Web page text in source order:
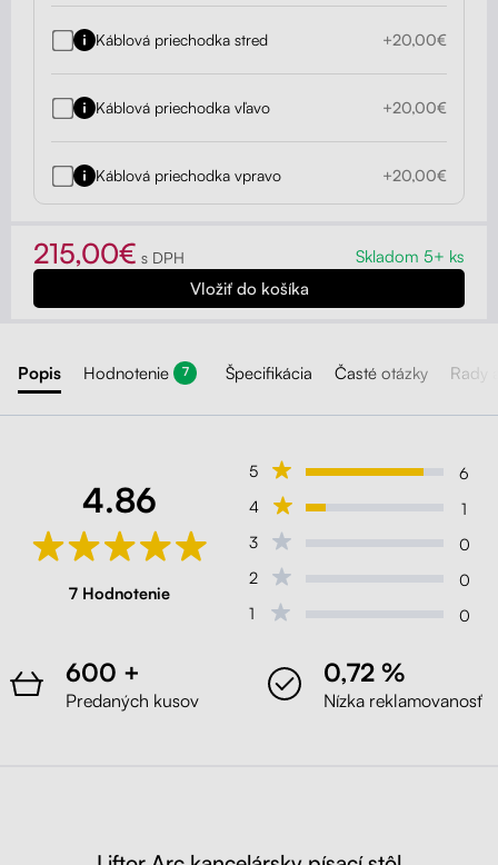
Káblová priechodka stred +20,00€
Káblová priechodka vľavo +20,00€
Káblová priechodka vpravo +20,00€
215,00€ s DPH Skladom 5+ ks
Popis Hodnotenie 7 Špecifikácia Časté otázky Rady
4.86
7 Hodnotenie
5
6
4
1
3
0
2
0
1
0
600 +
Predaných kusov
0,72 %
Nízka reklamovanosť